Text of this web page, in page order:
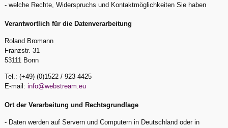
- welche Rechte, Widerspruchs und Kontaktmöglichkeiten Sie haben
Verantwortlich für die Datenverarbeitung
Roland Bromann
Franzstr. 31
53111 Bonn
Tel.: (+49) (0)1522 / 923 4425
E-mail: info@webstream.eu
Ort der Verarbeitung und Rechtsgrundlage
- Daten werden auf Servern und Computern in Deutschland oder in